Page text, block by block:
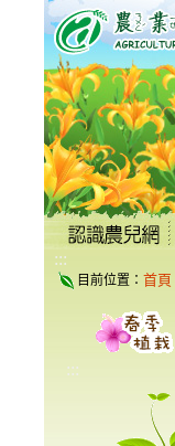
跳
到
主
要
內
容
區
塊
:::
目前位置： 首頁
:::